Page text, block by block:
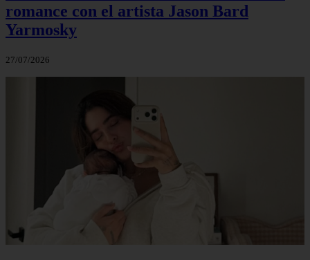
romance con el artista Jason Bard
Yarmosky
27/07/2026